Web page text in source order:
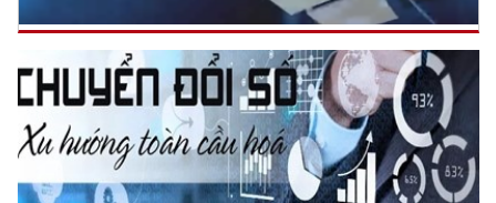
Đối với địch, phải
CƯƠNG QUYẾT, KHÔN KHÉO
Trích thư Chủ tịch Hồ Chí Minh
gửi Công an Khu XII,
ngày 11 tháng 3 năm 1948.